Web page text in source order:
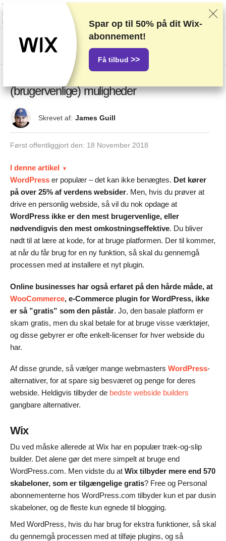
Vi rangerer forhandlere baseret på strenge tests og research, tager også
højde for din feedback og vores kommercielle aftaler med udbydere. Denne
side indeholder affiliate links. Marketings Offentliggørelse
WordPress alternativer: Top 5
(brugervenlige) muligheder
Skrevet af: James Guill
Først offentliggjort den: 18 November 2018
I denne artikel
WordPress er populær – det kan ikke benægtes. Det kører
på over 25% af verdens websider. Men, hvis du prøver at
drive en personlig webside, så vil du nok opdage at
WordPress ikke er den mest brugervenlige, eller
nødvendigvis den mest omkostningseffektive. Du bliver
nødt til at lære at kode, for at bruge platformen. Der til kommer,
at når du får brug for en ny funktion, så skal du gennemgå
processen med at installere et nyt plugin.
Online businesses har også erfaret på den hårde måde, at
WooCommerce, e-Commerce plugin for WordPress, ikke
er så ”gratis” som den påstår. Jo, den basale platform er
skam gratis, men du skal betale for at bruge visse værktøjer,
og disse gebyrer er ofte enkelt-licenser for hver webside du
har.
Af disse grunde, så vælger mange webmasters WordPress-
alternativer, for at spare sig besværet og penge for deres
webside. Heldigvis tilbyder de bedste webside builders
gangbare alternativer.
Wix
Du ved måske allerede at Wix har en populær træk-og-slip
builder. Det alene gør det mere simpelt at bruge end
WordPress.com. Men vidste du at Wix tilbyder mere end 570
skabeloner, som er tilgængelige gratis? Free og Personal
abonnementerne hos WordPress.com tilbyder kun et par dusin
skabeloner, og de fleste kun egnede til blogging.
Med WordPress, hvis du har brug for ekstra funktioner, så skal
du gennemgå processen med at tilføje plugins, og så
Spar op til 50% på dit Wix-
abonnement!
Få tilbud >>